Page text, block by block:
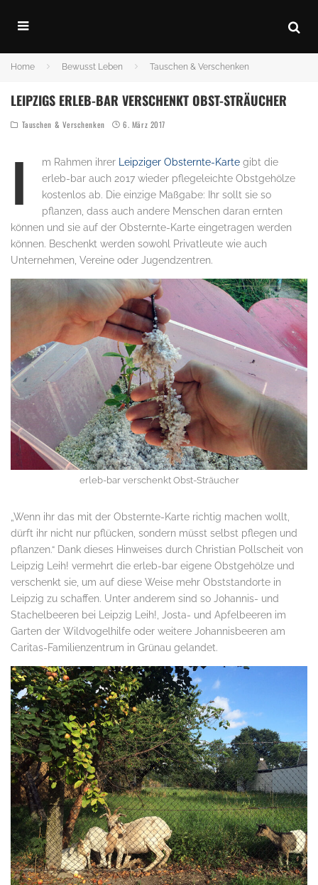
Home Bewusst Leben Tauschen & Verschenken
LEIPZIGS ERLEB-BAR VERSCHENKT OBST-STRÄUCHER
Tauschen & Verschenken 6. März 2017
I m Rahmen ihrer Leipziger Obsternte-Karte gibt die
erleb-bar auch 2017 wieder pflegeleichte Obstgehölze
kostenlos ab. Die einzige Maßgabe: Ihr sollt sie so
pflanzen, dass auch andere Menschen daran ernten
können und sie auf der Obsternte-Karte eingetragen werden
können. Beschenkt werden sowohl Privatleute wie auch
Unternehmen, Vereine oder Jugendzentren.
erleb-bar verschenkt Obst-Sträucher
„Wenn ihr das mit der Obsternte-Karte richtig machen wollt,
dürft ihr nicht nur pflücken, sondern müsst selbst pflegen und
pflanzen.“ Dank dieses Hinweises durch Christian Pollscheit von
Leipzig Leih! vermehrt die erleb-bar eigene Obstgehölze und
verschenkt sie, um auf diese Weise mehr Obststandorte in
Leipzig zu schaffen. Unter anderem sind so Johannis- und
Stachelbeeren bei Leipzig Leih!, Josta- und Apfelbeeren im
Garten der Wildvogelhilfe oder weitere Johannisbeeren am
Caritas-Familienzentrum in Grünau gelandet.